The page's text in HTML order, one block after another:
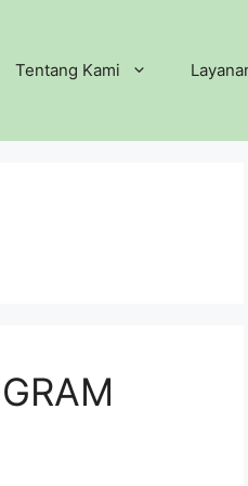
Tentang Kami